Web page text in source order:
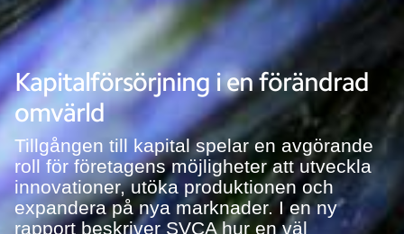
Kapitalförsörjning i en förändrad
omvärld
Tillgången till kapital spelar en avgörande
roll för företagens möjligheter att utveckla
innovationer, utöka produktionen och
expandera på nya marknader. I en ny
rapport beskriver SVCA hur en väl